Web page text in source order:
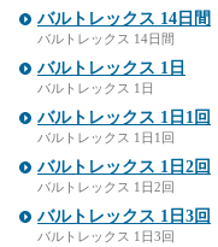
バルトレックス 14日間
バルトレックス 14日間
バルトレックス 1日
バルトレックス 1日
バルトレックス 1日1回
バルトレックス 1日1回
バルトレックス 1日2回
バルトレックス 1日2回
バルトレックス 1日3回
バルトレックス 1日3回